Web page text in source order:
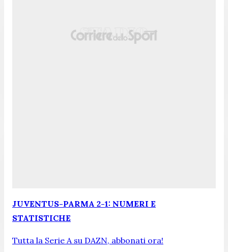
JUVENTUS-PARMA 2-1: NUMERI E
STATISTICHE
Tutta la Serie A su DAZN, abbonati ora!